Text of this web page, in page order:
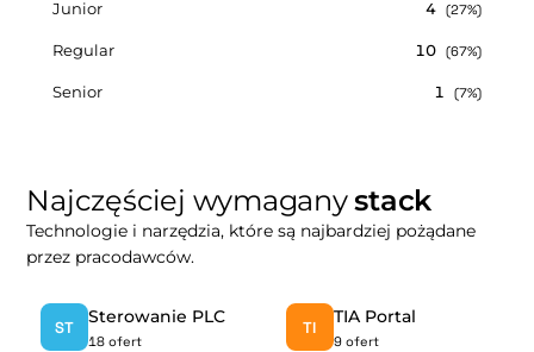
Junior 4 (27%)
Regular 10 (67%)
Senior 1 (7%)
Najczęściej wymaganystack
Technologie i narzędzia, które są najbardziej pożądane
przez pracodawców.
ST
Sterowanie PLC
18 ofert
TI
TIA Portal
9 ofert